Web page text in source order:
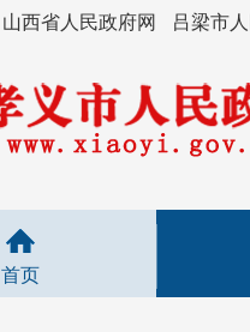
山西省人民政府网 吕梁市
首页